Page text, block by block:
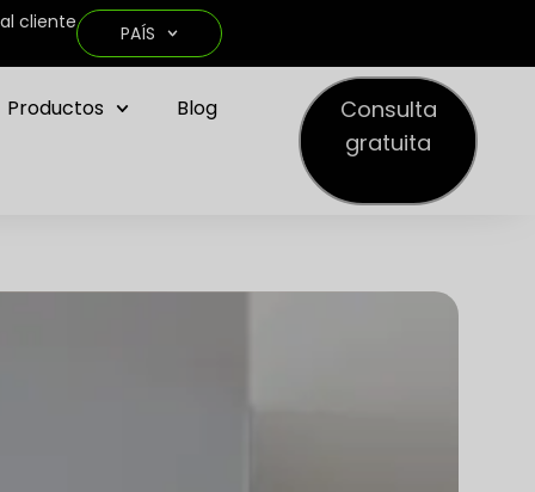
cliente PAÍS
Productos Blog
Consulta
gratuita